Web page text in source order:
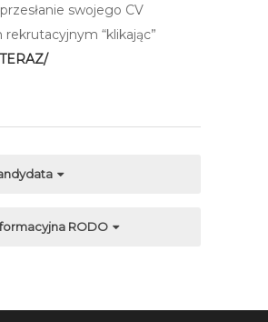
swojego CV
“klikając”
RODO